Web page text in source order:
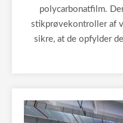
polycarbonatfilm.
stikprøvekontroller af
sikre, at de opfylder